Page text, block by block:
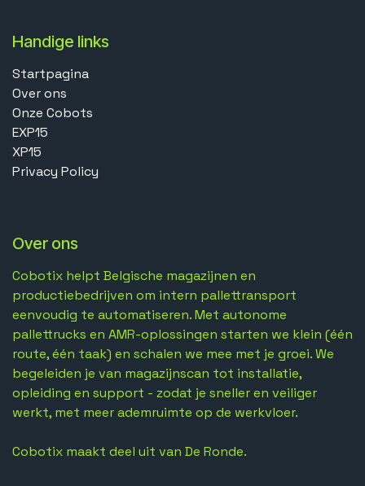
Handige links
Startpagina
Over ons
Onze Cobots
EXP15
XP15
Privacy Policy
Over ons
Cobotix helpt Belgische magazijnen en
productiebedrijven om intern pallettransport
eenvoudig te automatiseren. Met autonome
pallettrucks en AMR-oplossingen starten we klein (één
route, één taak) en schalen we mee met je groei. We
begeleiden je van magazijnscan tot installatie,
opleiding en support - zodat je sneller en veiliger
werkt, met meer ademruimte op de werkvloer.
Cobotix maakt deel uit van De Ronde.